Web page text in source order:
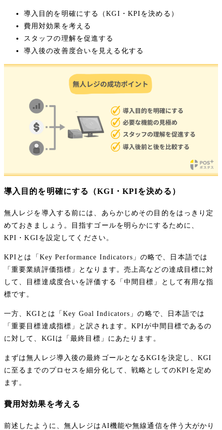
導入目的を明確にする（KGI・KPIを決める）
費用対効果を考える
スタッフの理解を促進する
導入後の改善度合いを見える化する
導入目的を明確にする（KGI・KPIを決める）
無人レジを導入する前には、あらかじめその目的をはっきり定
めておきましょう。目指すゴールを明らかにするために、
KPI・KGIを設定してください。
KPIとは「Key Performance Indicators」の略で、日本語では
「重要業績評価指標」となります。売上高などの達成目標に対
して、目標達成度合いを評価する「中間目標」として有用な指
標です。
一方、KGIとは「Key Goal Indicators」の略で、日本語では
「重要目標達成指標」と訳されます。KPIが中間目標であるの
に対して、KGIは「最終目標」にあたります。
まずは無人レジ導入後の最終ゴールとなるKGIを決定し、KGI
に至るまでのプロセスを細分化して、戦略としてのKPIを定め
ます。
費用対効果を考える
前述したように、無人レジはAI機能や無線通信を伴う大がかり